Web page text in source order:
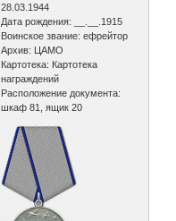
28.03.1944
Дата рождения: __.__.1915
Воинское звание: ефрейтор
Архив: ЦАМО
Картотека: Картотека
награждений
Расположение документа:
шкаф 81, ящик 20